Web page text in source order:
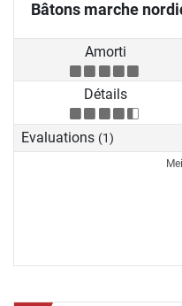
Bâtons marche
Amorti
Détails
Evaluations (1)